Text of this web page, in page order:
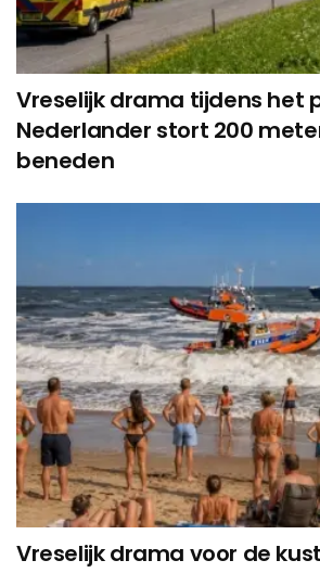
Vreselijk drama tijdens het
Nederlander stort 200
beneden
Vreselijk drama voor de